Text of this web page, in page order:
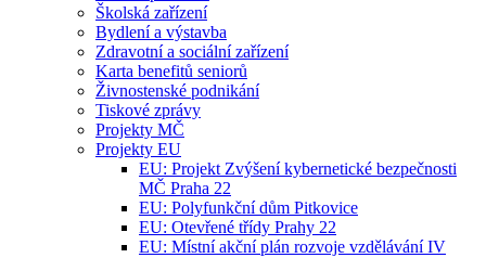
Školská zařízení
Bydlení a výstavba
Zdravotní a sociální zařízení
Karta benefitů seniorů
Živnostenské podnikání
Tiskové zprávy
Projekty MČ
Projekty EU
EU: Projekt Zvýšení kybernetické bezpečnosti
MČ Praha 22
EU: Polyfunkční dům Pitkovice
EU: Otevřené třídy Prahy 22
EU: Místní akční plán rozvoje vzdělávání IV